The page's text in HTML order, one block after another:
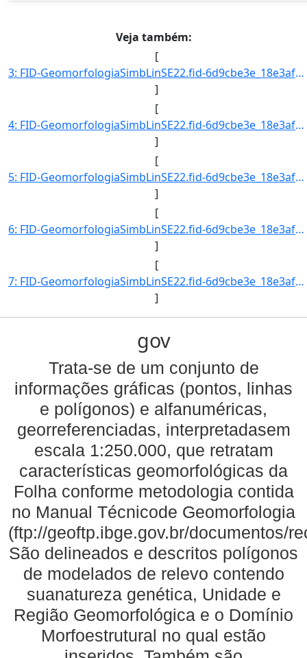
Veja também:
[
3: FID-GeomorfologiaSimbLinSE22.fid-6d9cbe3e_18e3af5da6c_-21c6-Folha-SE22-Codigo_Grupo_Genese-4-Nome_Gr]
]
[
4: FID-GeomorfologiaSimbLinSE22.fid-6d9cbe3e_18e3af5da6c_-21c5-Folha-SE22-Codigo_Grupo_Genese-4-Nome_Gr]
]
[
5: FID-GeomorfologiaSimbLinSE22.fid-6d9cbe3e_18e3af5da6c_-21c4-Folha-SE22-Codigo_Grupo_Genese-4-Nome_Gr]
]
[
6: FID-GeomorfologiaSimbLinSE22.fid-6d9cbe3e_18e3af5da6c_-21c3-Folha-SE22-Codigo_Grupo_Genese-4-Nome_Gr]
]
[
7: FID-GeomorfologiaSimbLinSE22.fid-6d9cbe3e_18e3af5da6c_-21c2-Folha-SE22-Codigo_Grupo_Genese-4-Nome_Gr]
]
gov
Trata-se de um conjunto de
informações gráficas (pontos, linhas
e polígonos) e alfanuméricas,
georreferenciadas, interpretadasem
escala 1:250.000, que retratam
características geomorfológicas da
Folha conforme metodologia contida
no Manual Técnicode Geomorfologia
(ftp://geoftp.ibge.gov.br/documentos/
São delineados e descritos polígonos
de modelados de relevo contendo
suanatureza genética, Unidade e
Região Geomorfológica e o Domínio
Morfoestrutural no qual estão